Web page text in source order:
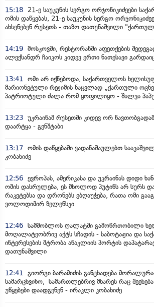
15:18
21-ე საუკუნის სერგო ორჯონიკიძეები
ომის დაწყებას, 21-ე საუკუნის სერგო
ახსენებენ რუსეთს - თაზო დათუნაშვილი "ქართულ
14:19 მოსკოვში, რესტორანში აფეთქების
ალექსანდრ ჩაიკოს კიდევ ერთი ნათესავი
13:41
ომი არ იქნებოდა, საქართველოს
მარიონეტული რეჟიმის ნაცვლად „ქართული
პატრიოტული ძალა რომ ყოფილიყო - შალვა
13:23 უკრაინამ რუსეთში კიდევ ორ
დაარტყა - გენშტაბი
13:17 ომის დაწყებაში ვადანაშაულებთ
კობახიძე
12:56 ევროპას, ამერიკასა და უკრაინას დიდი
ომის დასრულება, ეს მხოლოდ პუტინს არ სურს
რაკეტებსა და დრონებს ებღაუჭება, რათა ომი
ვოლოდიმირ ზელენსკი
12:46 სამშობლოს ღალატში გამოწრთობილი
მოღალატეობრივ აქტს სჩადის - საბოტაჟია და
ინტერესების მტრობა ანაკლიის პორტის
დათუნაშვილი
12:41
გიორგი ბარამიძის განცხადება
სამარცხვინო, სამართლებრივ მხარეს რაც შეეხება,
უწყებები დაადგენენ - ირაკლი კობახიძე